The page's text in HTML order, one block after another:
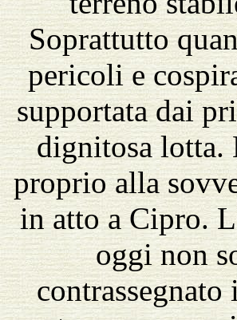
Soprattutto
pericoli e
supportata dai
dignitosa lotta.
proprio alla
in atto a Cipro.
oggi non